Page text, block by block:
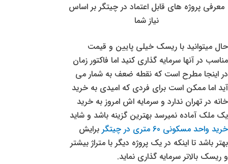
معرفی پروژه های قابل اعتماد در چیتگر بر اساس
نیاز شما
حال میتوانید با ریسک خیلی پایین و قیمت
مناسب در آنها سرمایه گذاری کنید اما فاکتور زمان
در اینجا مطرح است که نقطه ضعف به شمار می
آید اما ممکن است برای فردی که امیدی به خرید
خانه در تهران ندارد و سرمایه اش امروز به خرید
یک ملک آماده نمیرسد بهترین گزینه باشد و شاید
خرید واحد مسکونی 60 متری در چیتگر
برایش
بهتر باشد تا اینکه در یک پروژه دیگر با متراژ بیشتر
و ریسک بالاتر سرمایه گذاری نماید.